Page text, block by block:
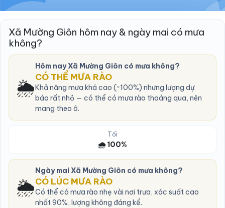
Xã Mường Giôn hôm nay & ngày mai có mưa
không?
🌦️
Hôm nay Xã Mường Giôn có mưa không?
CÓ THỂ MƯA RÀO
Khả năng mưa khá cao (~100%) nhưng lượng dự
báo rất nhỏ — có thể có mưa rào thoáng qua, nên
mang theo ô.
Tối
🌧️ 100%
🌦️
Ngày mai Xã Mường Giôn có mưa không?
CÓ LÚC MƯA RÀO
Có thể có mưa rào nhẹ vài nơi trưa, xác suất cao
nhất 90%, lượng không đáng kể.